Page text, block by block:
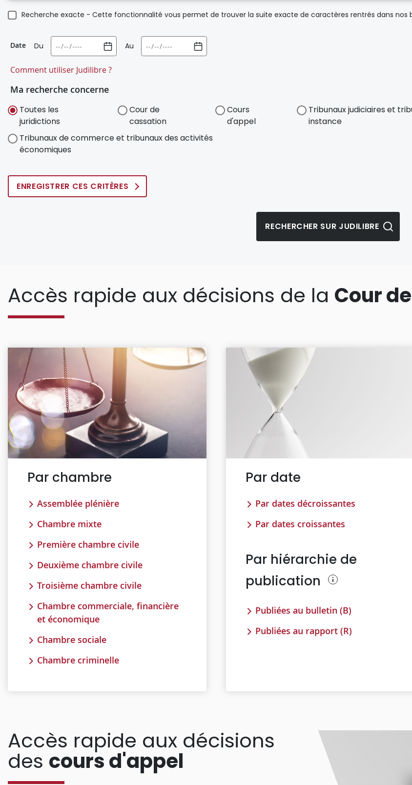
Recherche exacte - Cette fonctionnalité vous permet de trouver la suite exacte de caractères rentrés dans nos
Date Du Au
Comment utiliser Judilibre ?
Ma recherche concerne
Toutes les
juridictions
Cour de
cassation
Cours
d'appel
Tribunaux judiciaires et
instance
Tribunaux de commerce et tribunaux des activités
économiques
ENREGISTRER CES CRITÈRES
Accès rapide aux décisions de la Cour
Par chambre
Assemblée plénière
Chambre mixte
Première chambre civile
Deuxième chambre civile
Troisième chambre civile
Chambre commerciale, financière
et économique
Chambre sociale
Chambre criminelle
Par date
Par dates décroissantes
Par dates croissantes
Par hiérarchie de
publication
Publiées au bulletin (B)
Publiées au rapport (R)
Accès rapide aux décisions
des cours d'appel